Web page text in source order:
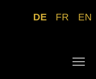
DE FR EN